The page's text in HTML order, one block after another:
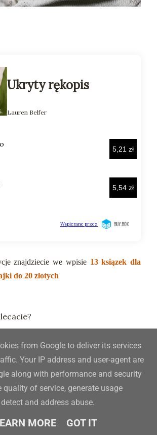
znajdziecie we wpisie 13 ksiązek dla
do 20 złotych
from Google to deliver its services
Your IP address and user-agent are
along with performance and security
quality of service, generate usage
and address abuse.
MORE GOT IT